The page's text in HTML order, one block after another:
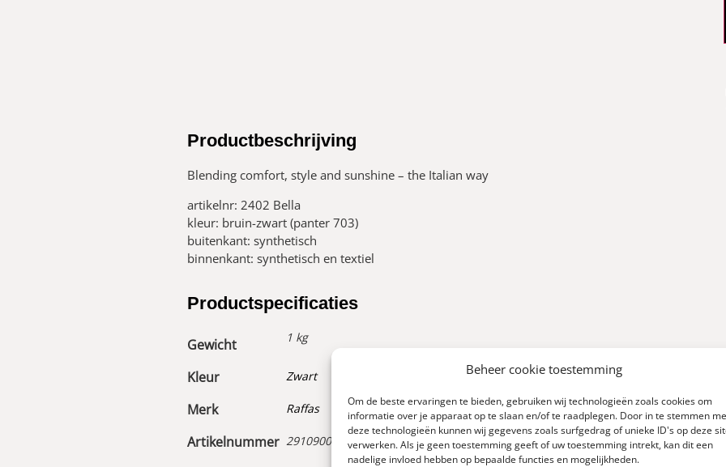
Beheer cookie toestemming
Om de beste ervaringen te bieden, gebruiken wij technologieën zoals cookies om
informatie over je apparaat op te slaan en/of te raadplegen. Door in te stemmen
deze technologieën kunnen wij gegevens zoals surfgedrag of unieke ID's op deze
verwerken. Als je geen toestemming geeft of uw toestemming intrekt, kan dit een
nadelige invloed hebben op bepaalde functies en mogelijkheden.
Productbeschrijving
Blending comfort, style and sunshine – the Italian way
artikelnr: 2402 Bella
kleur: bruin-zwart (panter 703)
buitenkant: synthetisch
binnenkant: synthetisch en textiel
Productspecificaties
Gewicht 1 kg
Kleur Zwart
Merk Raffas
Artikelnummer 291090013000